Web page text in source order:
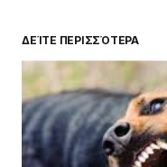
ΔΕΊΤΕ ΠΕΡΙΣΣΌΤΕΡΑ